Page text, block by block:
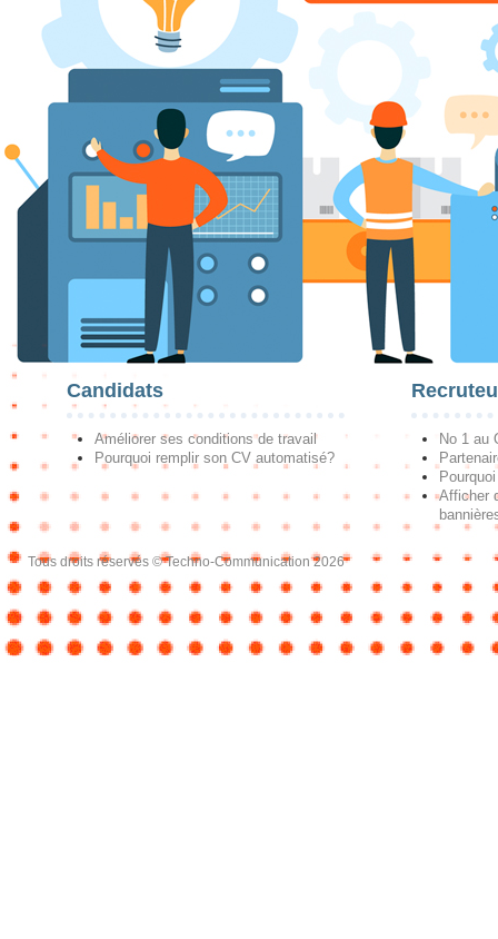
Candidats
Améliorer ses conditions de travail
Pourquoi remplir son CV automatisé?
No 1 au
Afficher
Tous droits réservés © Techno-Communication 2026